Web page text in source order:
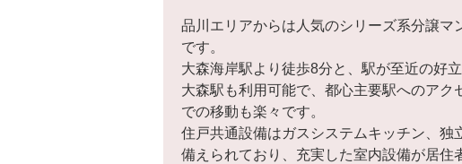
品川エリアからは人気のシリーズ系分譲
です。
大森海岸駅より徒歩8分と、駅が至近の好立
大森駅も利用可能で、都心主要駅へのアク
での移動も楽々です。
住戸共通設備はガスシステムキッチン、
備えられており、充実した室内設備が居住